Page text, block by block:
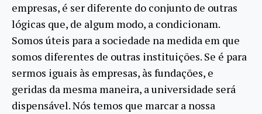
empresas, é ser diferente do conjunto de outras
lógicas que, de algum modo, a condicionam.
Somos úteis para a sociedade na medida em que
somos diferentes de outras instituições. Se é para
sermos iguais às empresas, às fundações, e
geridas da mesma maneira, a universidade será
dispensável. Nós temos que marcar a nossa